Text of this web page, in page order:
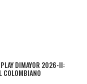
DIMAYOR 2026-II:
COLOMBIANO